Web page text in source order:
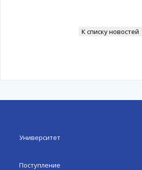
К списку новостей
Университет
Поступление